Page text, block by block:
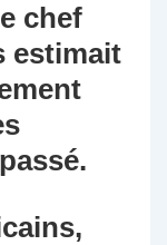
chef
estimait